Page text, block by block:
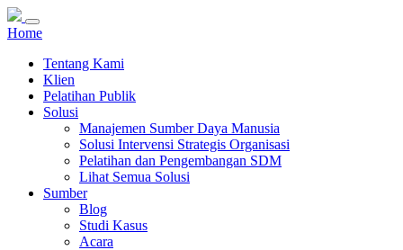
Home
Tentang Kami
Klien
Pelatihan Publik
Solusi
Manajemen Sumber Daya Manusia
Solusi Intervensi Strategis Organisasi
Pelatihan dan Pengembangan SDM
Lihat Semua Solusi
Sumber
Blog
Studi Kasus
Acara